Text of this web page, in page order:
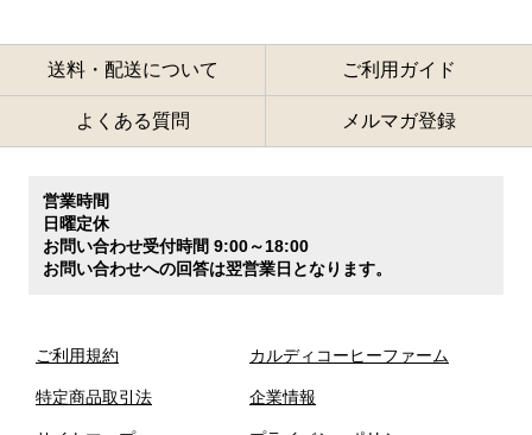
送料・配送について ご利用ガイド
よくある質問 メルマガ登録
営業時間
日曜定休
お問い合わせ受付時間 9:00～18:00
お問い合わせへの回答は翌営業日となります。
ご利用規約
特定商品取引法
カルディコーヒーファーム
企業情報